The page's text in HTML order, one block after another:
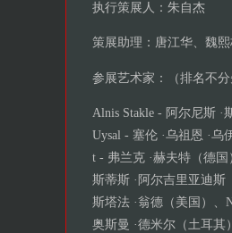
执行策展人：朱自杰
策展助理：唐江华、魏
参展艺术家：（排名不
Alnis Stakle - 阿尔尼斯 ·
Uysal - 塞伦 ·乌祖恩 ·
t - 弗兰克 ·赫夫特（德国
斯蒂斯 ·阿尔吉里亚迪斯
斯塔法 ·翁德（美国）、
奥斯曼 ·德米尔（土耳其